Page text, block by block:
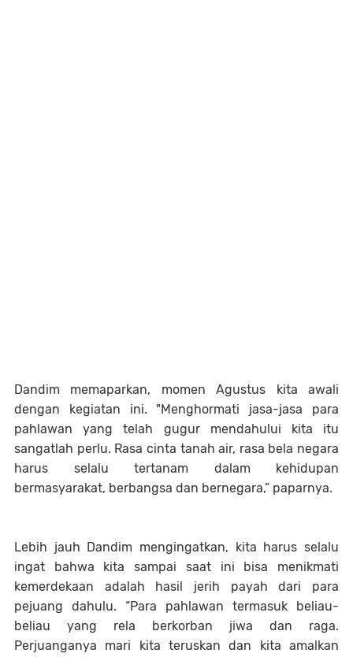
Dandim memaparkan, momen Agustus kita awali
dengan kegiatan ini. "Menghormati jasa-jasa para
pahlawan yang telah gugur mendahului kita itu
sangatlah perlu. Rasa cinta tanah air, rasa bela negara
harus selalu tertanam dalam kehidupan
bermasyarakat, berbangsa dan bernegara,” paparnya.
Lebih jauh Dandim mengingatkan, kita harus selalu
ingat bahwa kita sampai saat ini bisa menikmati
kemerdekaan adalah hasil jerih payah dari para
pejuang dahulu. “Para pahlawan termasuk beliau-
beliau yang rela berkorban jiwa dan raga.
Perjuanganya mari kita teruskan dan kita amalkan